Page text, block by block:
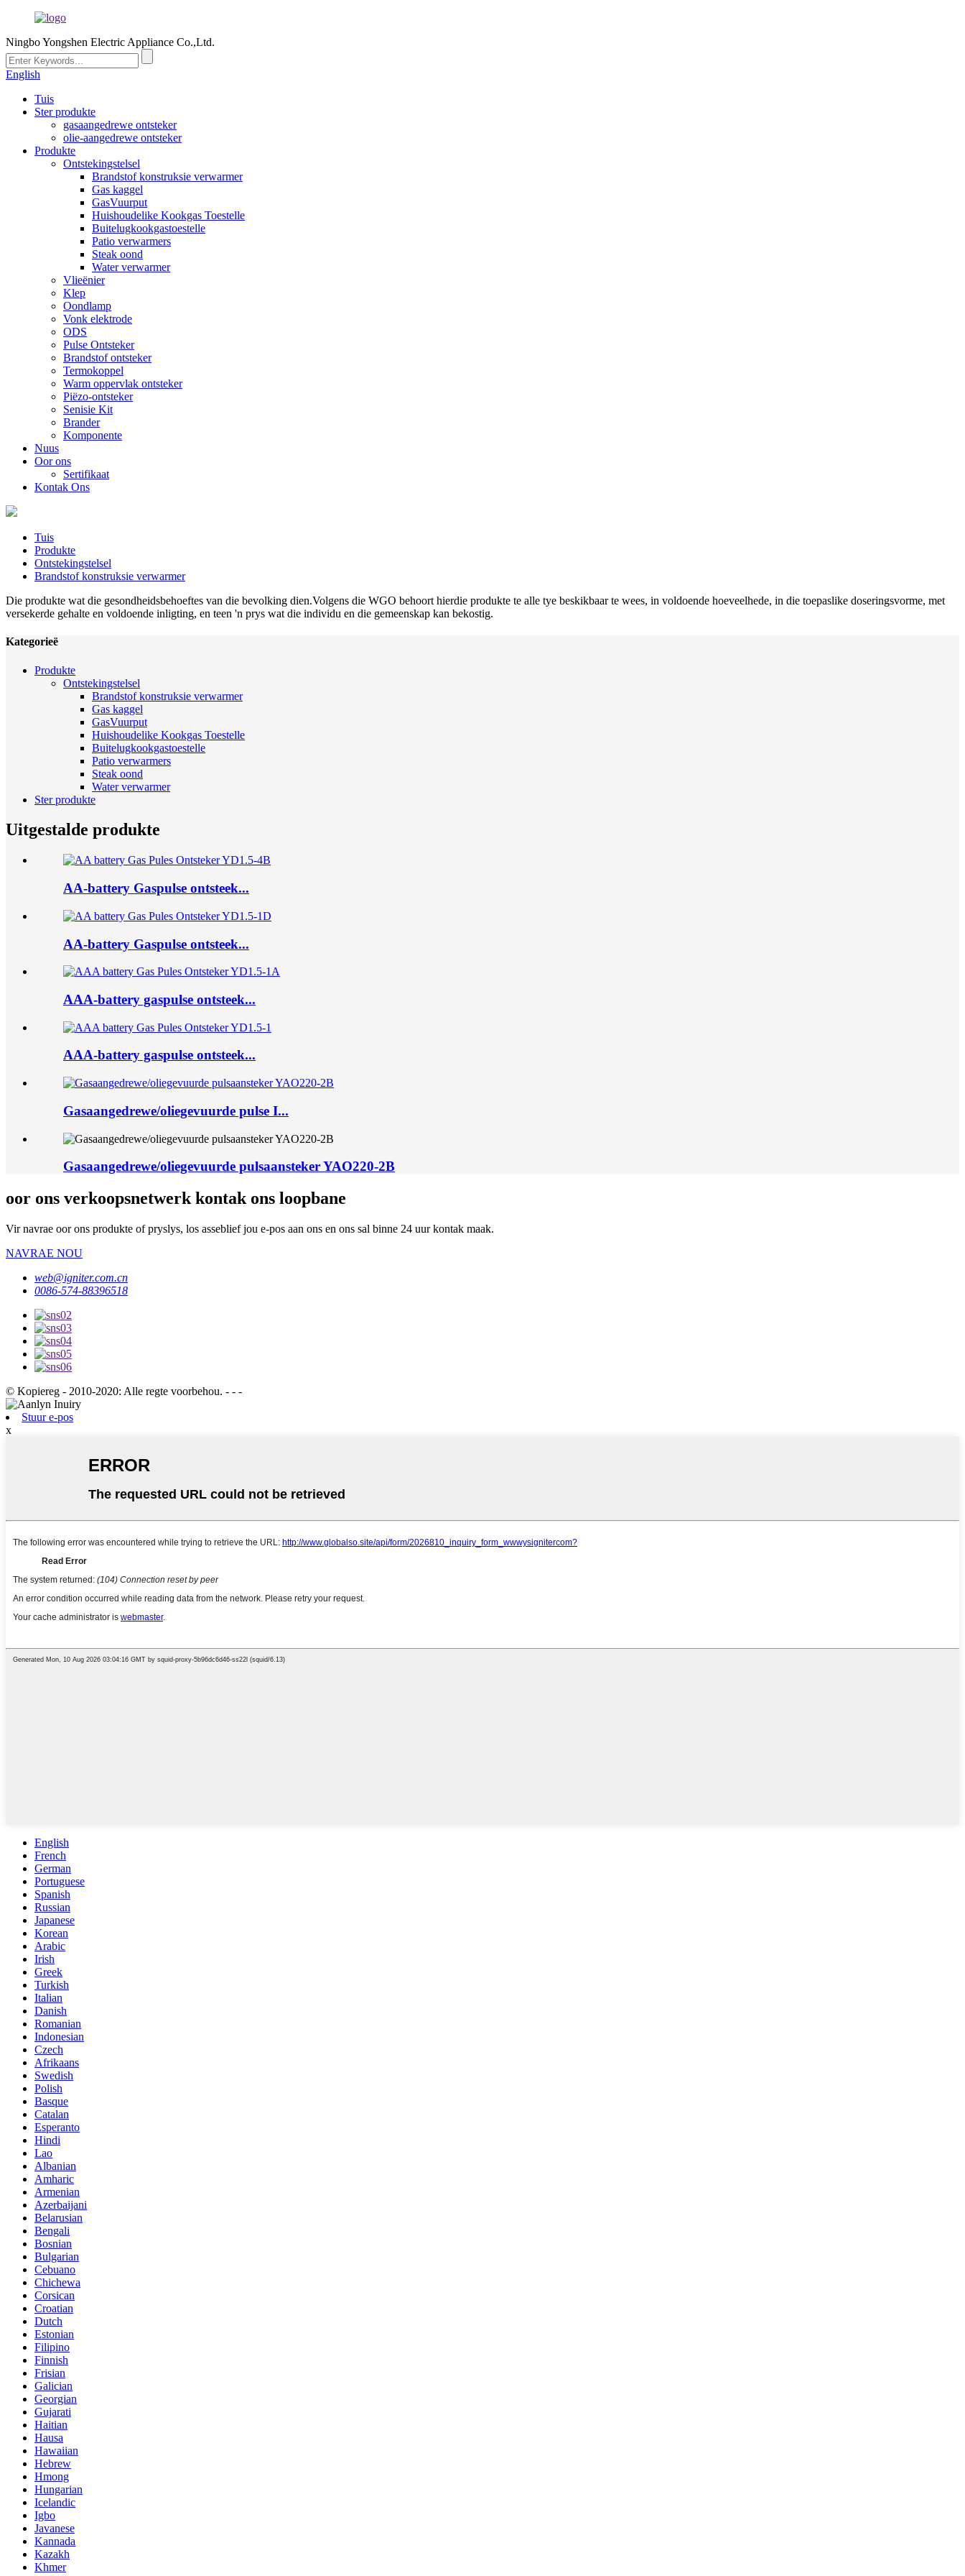
Ningbo Yongshen Electric Appliance Co.,Ltd.
English
Tuis
Ster produkte
gasaangedrewe ontsteker
olie-aangedrewe ontsteker
Produkte
Ontstekingstelsel
Brandstof konstruksie verwarmer
Gas kaggel
GasVuurput
Huishoudelike Kookgas Toestelle
Buitelugkookgastoestelle
Patio verwarmers
Steak oond
Water verwarmer
Vlieënier
Klep
Oondlamp
Vonk elektrode
ODS
Pulse Ontsteker
Brandstof ontsteker
Termokoppel
Warm oppervlak ontsteker
Piëzo-ontsteker
Senisie Kit
Brander
Komponente
Nuus
Oor ons
Sertifikaat
Kontak Ons
Tuis
Produkte
Ontstekingstelsel
Brandstof konstruksie verwarmer
Die produkte wat die gesondheidsbehoeftes van die bevolking dien.Volgens die WGO behoort hierdie produkte te alle tye beskikbaar te wees, in voldoende hoeveelhede, in die toepaslike doseringsvorme, met
versekerde gehalte en voldoende inligting, en teen 'n prys wat die individu en die gemeenskap kan bekostig.
Kategorieë
Produkte
Ontstekingstelsel
Brandstof konstruksie verwarmer
Gas kaggel
GasVuurput
Huishoudelike Kookgas Toestelle
Buitelugkookgastoestelle
Patio verwarmers
Steak oond
Water verwarmer
Ster produkte
Uitgestalde produkte
AA-battery Gaspulse ontsteek...
AA-battery Gaspulse ontsteek...
AAA-battery gaspulse ontsteek...
AAA-battery gaspulse ontsteek...
Gasaangedrewe/oliegevuurde pulse I...
Gasaangedrewe/oliegevuurde pulsaansteker YAO220-2B
oor ons verkoopsnetwerk kontak ons ​​loopbane
Vir navrae oor ons produkte of pryslys, los asseblief jou e-pos aan ons en ons sal binne 24 uur kontak maak.
NAVRAE NOU
web@igniter.com.cn
0086-574-88396518
© Kopiereg - 2010-2020: Alle regte voorbehou. - - -
Stuur e-pos
x
English
French
German
Portuguese
Spanish
Russian
Japanese
Korean
Arabic
Irish
Greek
Turkish
Italian
Danish
Romanian
Indonesian
Czech
Afrikaans
Swedish
Polish
Basque
Catalan
Esperanto
Hindi
Lao
Albanian
Amharic
Armenian
Azerbaijani
Belarusian
Bengali
Bosnian
Bulgarian
Cebuano
Chichewa
Corsican
Croatian
Dutch
Estonian
Filipino
Finnish
Frisian
Galician
Georgian
Gujarati
Haitian
Hausa
Hawaiian
Hebrew
Hmong
Hungarian
Icelandic
Igbo
Javanese
Kannada
Kazakh
Khmer